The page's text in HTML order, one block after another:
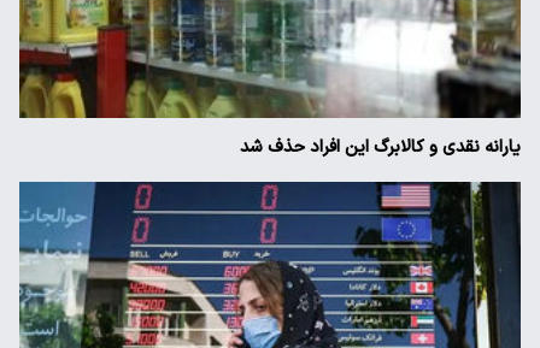
یارانه نقدی و کالابرگ این افراد حذف شد